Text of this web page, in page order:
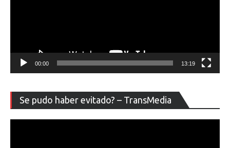
00:00 13:19
Se pudo haber evitado? – TransMedia
de